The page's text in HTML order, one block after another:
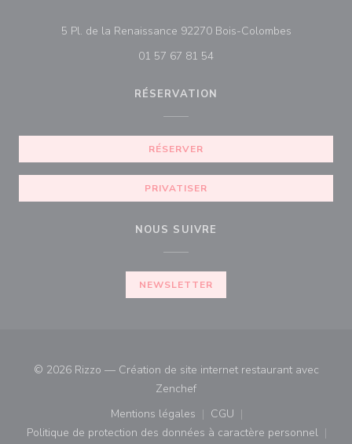
5 Pl. de la Renaissance 92270 Bois-Colombes((ouvre une
01 57 67 81 54
RÉSERVATION
RÉSERVER
PRIVATISER
NOUS SUIVRE
NEWSLETTER
© 2026 Rizzo — Création de site internet restaurant avec
Zenchef((ouvre une nouvelle fenêtre))
Mentions légales
((ouvre une nouvelle fenêtre))
CGU
((ouvre une nouvelle
Politique de protection des données à caractère personnel
((ouvre une nouvelle fenêtre))